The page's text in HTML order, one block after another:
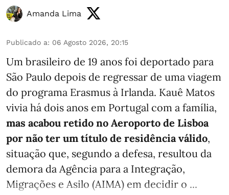
Amanda Lima
Publicado a: 06 Agosto 2026, 20:15
Um brasileiro de 19 anos foi deportado para
São Paulo depois de regressar de uma viagem
do programa Erasmus à Irlanda. Kauê Matos
vivia há dois anos em Portugal com a família,
mas acabou retido no Aeroporto de Lisboa
por não ter um título de residência válido,
situação que, segundo a defesa, resultou da
demora da Agência para a Integração,
Migrações e Asilo (AIMA) em decidir o ...